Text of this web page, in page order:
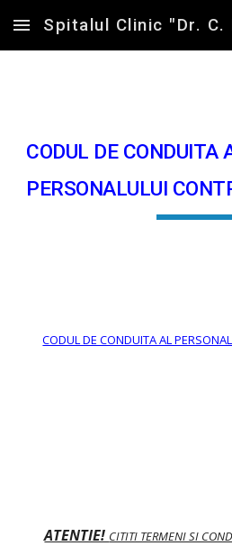
Skip to main content
Spitalul Clinic "Dr. C.
CODUL DE CONDUITA
PERSONALULUI
CODUL DE CONDUITA AL
ATENTIE! CITITI TERMENI SI